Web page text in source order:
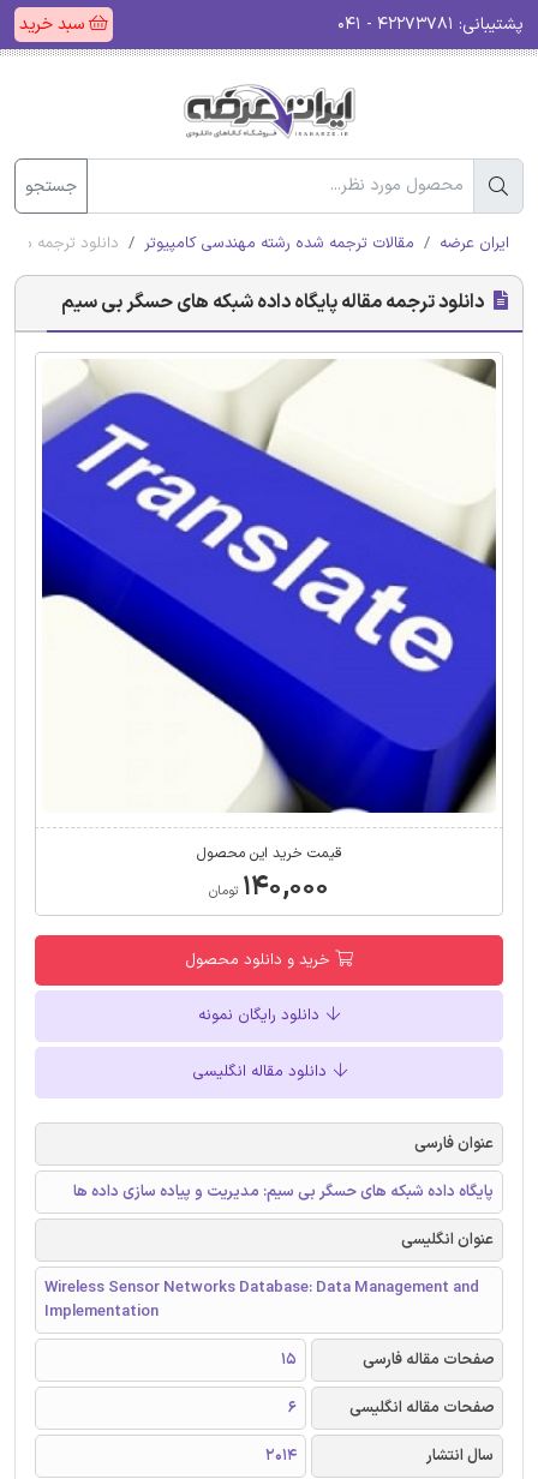
پشتیبانی: سبد خرید
جستجو
ایران عرضه مقالات ترجمه شده رشته مهندسی کامپیوتر دانلود ترجمه
دانلود ترجمه مقاله پایگاه داده شبکه های حسگر بی سیم
قیمت خرید این محصول
۱۴۰,۰۰۰ تومان
خرید و دانلود محصول
دانلود رایگان نمونه
دانلود مقاله انگلیسی
عنوان فارسی
پایگاه داده شبکه های حسگر بی سیم: مدیریت و پیاده سازی داده ها
عنوان انگلیسی
Wireless Sensor Networks Database: Data Management and
Implementation
صفحات مقاله فارسی
15
صفحات مقاله انگلیسی
6
سال انتشار
2014